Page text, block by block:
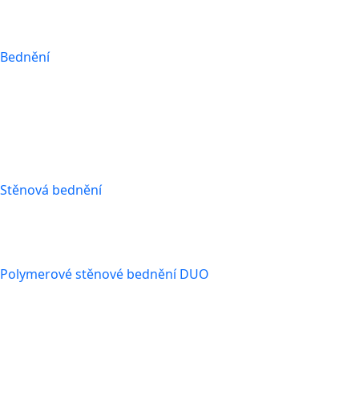
Bednění
Stěnová bednění
Polymerové stěnové bednění DUO